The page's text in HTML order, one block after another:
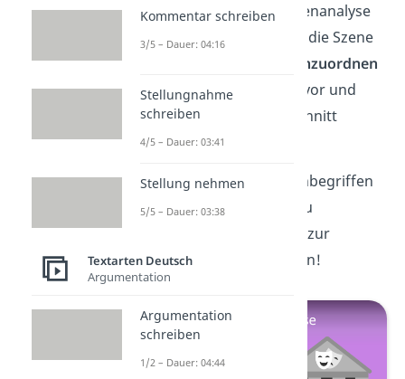
In diesem Teil der Szenenanalyse
machst du deutlich, wo die Szene
einzuordnen
ist.Wenn du die Szene vor und
nach deinem Textausschnitt
kennst, umso besser!
Falls du dir bei den Fachbegriffen
unsicher bist, solltest du
zur
Dramenanalyse ansehen!
Kommentar schreiben
3/5 – Dauer: 04:16
Stellungnahme
schreiben
4/5 – Dauer: 03:41
Stellung nehmen
5/5 – Dauer: 03:38
Textarten Deutsch
Argumentation
Argumentation
schreiben
1/2 – Dauer: 04:44